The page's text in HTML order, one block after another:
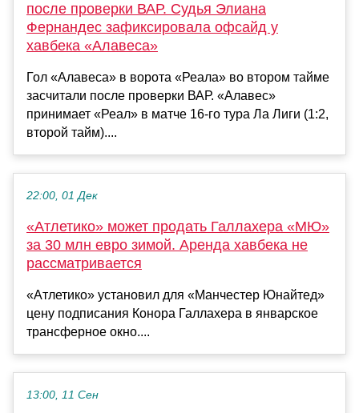
после проверки ВАР. Судья Элиана
Фернандес зафиксировала офсайд у
хавбека «Алавеса»
Гол «Алавеса» в ворота «Реала» во втором тайме
засчитали после проверки ВАР. «Алавес»
принимает «Реал» в матче 16-го тура Ла Лиги (1:2,
второй тайм)....
22:00, 01 Дек
«Атлетико» может продать Галлахера «МЮ»
за 30 млн евро зимой. Аренда хавбека не
рассматривается
«Атлетико» установил для «Манчестер Юнайтед»
цену подписания Конора Галлахера в январское
трансферное окно....
13:00, 11 Сен